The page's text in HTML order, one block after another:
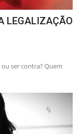
LEGALIZAÇÃO
ser contra? Quem